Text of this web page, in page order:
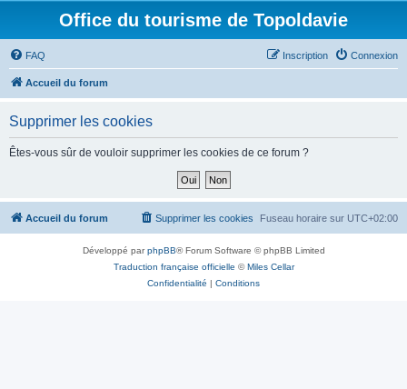
Office du tourisme de Topoldavie
FAQ Connexion
Inscription
Accueil du forum
Supprimer les cookies
Êtes-vous sûr de vouloir supprimer les cookies de ce forum ?
Accueil du forum Fuseau horaire sur UTC+02:00
Supprimer les cookies
Développé parphpBB® Forum Software © phpBB Limited
Traduction française officielle ©Miles Cellar
Confidentialité | Conditions